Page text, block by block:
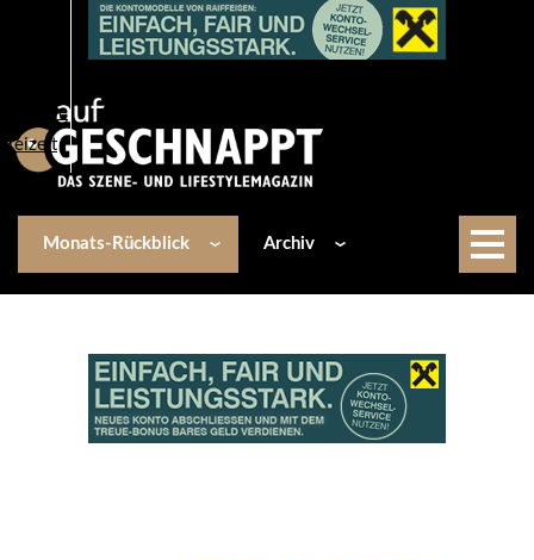
Lifestyle
Freizeit
Monats-Rückblick Archiv